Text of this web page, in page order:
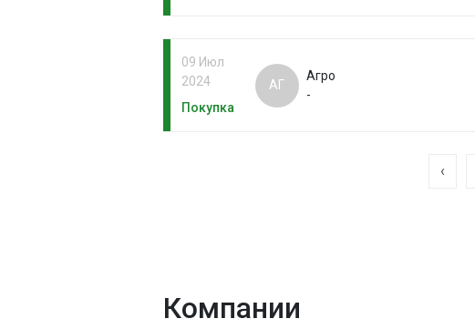
09 Июл
2024
Покупка
АГ
Агро
-
‹
Компании